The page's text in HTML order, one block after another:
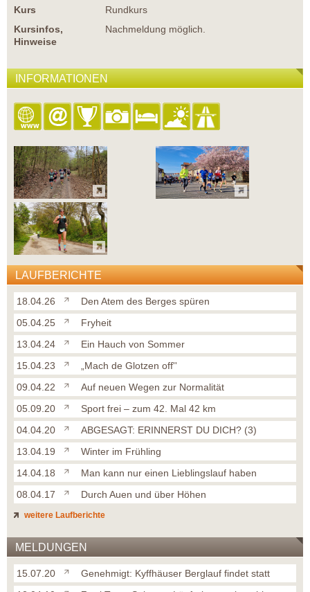
Kurs
Rundkurs
Kursinfos,
Hinweise
Nachmeldung möglich.
INFORMATIONEN
LAUFBERICHTE
18.04.26
Den Atem des Berges spüren
05.04.25
Fryheit
13.04.24
Ein Hauch von Sommer
15.04.23
„Mach de Glotzen off''
09.04.22
Auf neuen Wegen zur Normalität
05.09.20
Sport frei – zum 42. Mal 42 km
04.04.20
ABGESAGT: ERINNERST DU DICH? (3)
13.04.19
Winter im Frühling
14.04.18
Man kann nur einen Lieblingslauf haben
08.04.17
Durch Auen und über Höhen
weitere Laufberichte
MELDUNGEN
15.07.20
Genehmigt: Kyffhäuser Berglauf findet statt